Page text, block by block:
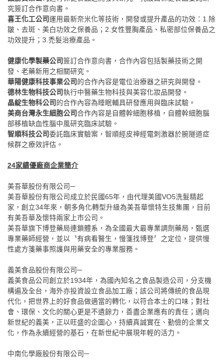
究簽訂合作意向書。
喜王化工公司 運用最新奈米化等技術，開發或提升產品的功效： 1.除
皺、去斑、美白功效之保養品；2.女性豐胸產品、私密部位保養品之
功效提升；3.禿髮治療產品。
健康化學製藥公司 簽訂合作意向書，合作內容包括製藥技術之開
發、老藥新用之相關研究。
華陽健康科技事業公司 的合作內容是電位治療器之研究與開發。
德林生物科技公司 執行中醫藥生物科技與美容化妝品開發。
晶綻生物科公司 的合作內容為睡眠輔具研發應用與臨床試驗。
美商台灣永生細胞公司 合作內容是自體幹細胞移植，自體幹細胞腦
部移植缺血性腦中風研究臨床試驗。
智順科技公司 委託臨床實驗案，智順經皮神經電刺激器於腕隧道症
候群之療效評估。
24家績優廠商企業簡介
美吾華股份有限公司─
美吾華股份有限公司成立於民國65年，由代理美國VO5洗髮精起
家，創立34年來，朝多角化轉型升級為美吾華懷特生技集團，目前
有美吾華及懷特兩家上市公司。
美吾華旗下博登藥局連鎖體系，為全國最大最專業調劑藥局，甄選
專業藥師經營，並以〝有病看醫生，慢箋找博登〞之定位，提供慢
性處方箋藥事照護與用藥安全的專業服務。
義美食品股份有限公司─
義美食品公司創立於1934年，為國內知名之食品製造公司，分支機
構遍及全台，海外亦投資設立食品加工廠；該公司將傳統的食品現
代化，把世界上的好食品做適當的轉化，以符合本土的口味；對社
會、環保、文化的關心更是不遺餘力，善盡企業應有的責任；邁向
新世紀的義美，正以旺盛的企圖心，持續真誠實在、勤儉的企業文
化，作為永續經營的基石，在新世紀中展現年輕的活力。
中南化學廠股份有限公司─